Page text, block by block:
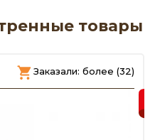
товары
Заказали: более (32)